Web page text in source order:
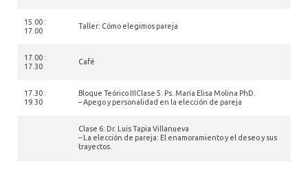
15.00 :
17.00
Taller: Cómo elegimos pareja
17.00 :
17.30
Café
17.30 :
19.30
Bloque Teórico IIIClase 5: Ps. María Elisa Molina PhD.
– Apego y personalidad en la elección de pareja
Clase 6: Dr. Luis Tapia Villanueva
– La elección de pareja: El enamoramiento y el deseo y sus
trayectos.